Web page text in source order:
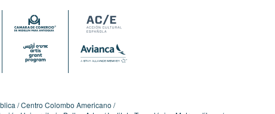
Centro Colombo Americano